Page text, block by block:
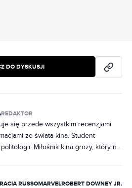
DO DYSKUSJI
REDAKTOR
się przede wszystkim recenzjami
ze świata kina. Student
Miłośnik kina grozy, który na
na Spotify. Wcześniej publikował w
RUSSOMARVELROBERT DOWNEY JR.